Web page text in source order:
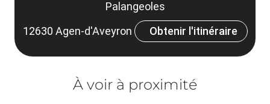
Palangeoles
12630 Agen-d'Aveyron
Obtenir l'itinéraire
À voir à proximité